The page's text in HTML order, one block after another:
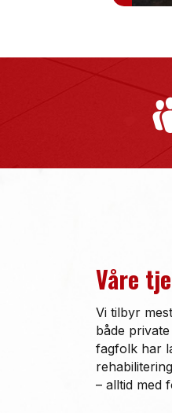
Våre
Vi tilbyr
både
fagfolk har
– alltid med